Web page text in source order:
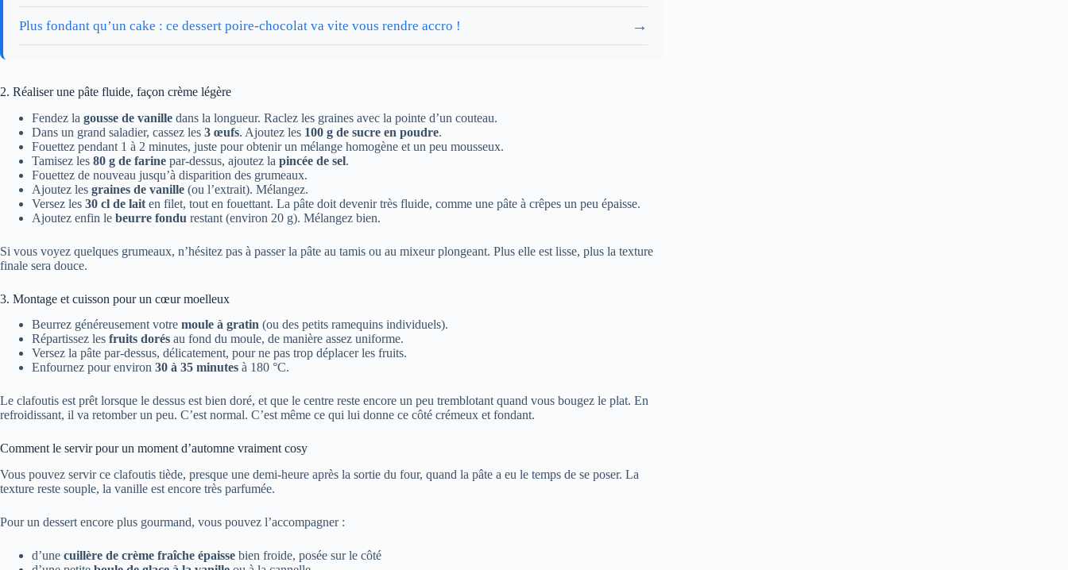
Plus fondant qu’un cake : ce dessert poire-chocolat va vite vous rendre accro ! →
2. Réaliser une pâte fluide, façon crème légère
Fendez la gousse de vanille dans la longueur. Raclez les graines avec la pointe d’un couteau.
Dans un grand saladier, cassez les 3 œufs. Ajoutez les 100 g de sucre en poudre.
Fouettez pendant 1 à 2 minutes, juste pour obtenir un mélange homogène et un peu mousseux.
Tamisez les 80 g de farine par-dessus, ajoutez la pincée de sel.
Fouettez de nouveau jusqu’à disparition des grumeaux.
Ajoutez les graines de vanille (ou l’extrait). Mélangez.
Versez les 30 cl de lait en filet, tout en fouettant. La pâte doit devenir très fluide, comme une pâte à crêpes un peu épaisse.
Ajoutez enfin le beurre fondu restant (environ 20 g). Mélangez bien.
Si vous voyez quelques grumeaux, n’hésitez pas à passer la pâte au tamis ou au mixeur plongeant. Plus elle est lisse, plus la texture
finale sera douce.
3. Montage et cuisson pour un cœur moelleux
Beurrez généreusement votre moule à gratin (ou des petits ramequins individuels).
Répartissez les fruits dorés au fond du moule, de manière assez uniforme.
Versez la pâte par-dessus, délicatement, pour ne pas trop déplacer les fruits.
Enfournez pour environ 30 à 35 minutes à 180 °C.
Le clafoutis est prêt lorsque le dessus est bien doré, et que le centre reste encore un peu tremblotant quand vous bougez le plat. En
refroidissant, il va retomber un peu. C’est normal. C’est même ce qui lui donne ce côté crémeux et fondant.
Comment le servir pour un moment d’automne vraiment cosy
Vous pouvez servir ce clafoutis tiède, presque une demi-heure après la sortie du four, quand la pâte a eu le temps de se poser. La
texture reste souple, la vanille est encore très parfumée.
Pour un dessert encore plus gourmand, vous pouvez l’accompagner :
d’une cuillère de crème fraîche épaisse bien froide, posée sur le côté